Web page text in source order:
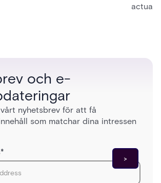
och e-
nyhetsbrev för att få
som matchar dina intressen
*